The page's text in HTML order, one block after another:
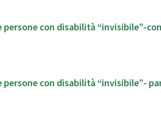
persone con disabilità “invisibile”-
persone con disabilità “invisibile”-